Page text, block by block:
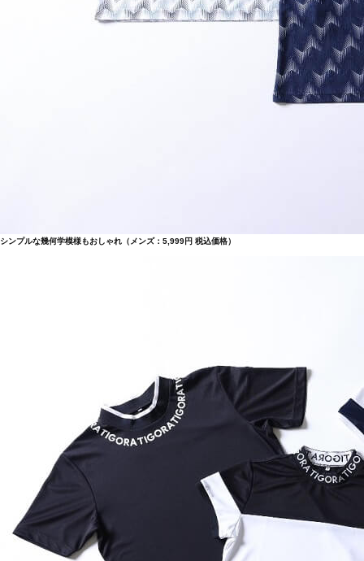
シンプルな幾何学模様もおしゃれ（メンズ：5,999円 税込価格）